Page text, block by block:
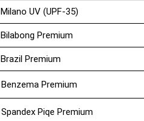
Milano UV (UPF-35)
Bilabong Premium
Brazil Premium
Benzema Premium
Spandex Piqe Premium